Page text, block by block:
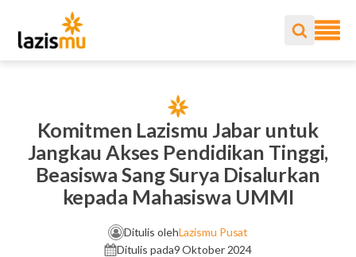
Komitmen Lazismu Jabar untuk
Jangkau Akses Pendidikan Tinggi,
Beasiswa Sang Surya Disalurkan
kepada Mahasiswa UMMI
Ditulis olehLazismu Pusat
Ditulis pada9 Oktober 2024